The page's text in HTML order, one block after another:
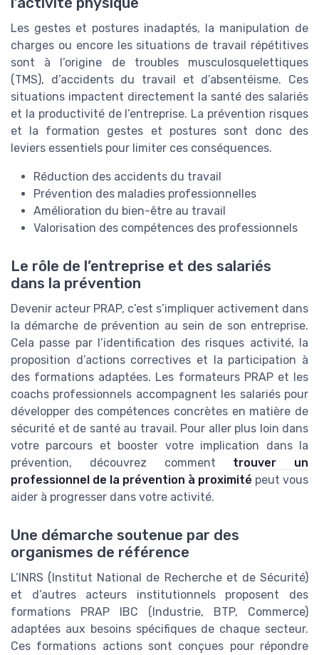
Les gestes et postures inadaptés, la manipulation de
charges ou encore les situations de travail répétitives
sont à l’origine de troubles musculosquelettiques
(TMS), d’accidents du travail et d’absentéisme. Ces
situations impactent directement la santé des salariés
et la productivité de l’entreprise. La prévention risques
et la formation gestes et postures sont donc des
leviers essentiels pour limiter ces conséquences.
Réduction des accidents du travail
Prévention des maladies professionnelles
Amélioration du bien-être au travail
Valorisation des compétences des professionnels
Le rôle de l’entreprise et des salariés
dans la prévention
Devenir acteur PRAP, c’est s’impliquer activement dans
la démarche de prévention au sein de son entreprise.
Cela passe par l’identification des risques activité, la
proposition d’actions correctives et la participation à
des formations adaptées. Les formateurs PRAP et les
coachs professionnels accompagnent les salariés pour
développer des compétences concrètes en matière de
sécurité et de santé au travail. Pour aller plus loin dans
votre parcours et booster votre implication dans la
prévention, découvrez comment trouver un
professionnel de la prévention à proximité peut vous
aider à progresser dans votre activité.
Une démarche soutenue par des
organismes de référence
L’INRS (Institut National de Recherche et de Sécurité)
et d’autres acteurs institutionnels proposent des
formations PRAP IBC (Industrie, BTP, Commerce)
adaptées aux besoins spécifiques de chaque secteur.
Ces formations actions sont conçues pour répondre